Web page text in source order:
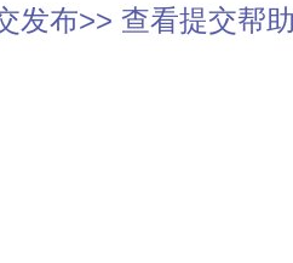
发布>> 查看提交帮